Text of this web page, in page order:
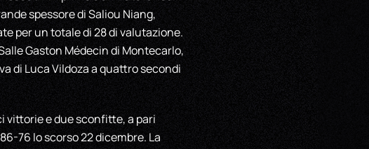
spessore di Saliou Niang,
per un totale di 28 di valutazione.
Gaston Médecin di Montecarlo,
di Luca Vildoza a quattro secondi
vittorie e due sconfitte, a pari
76 lo scorso 22 dicembre. La